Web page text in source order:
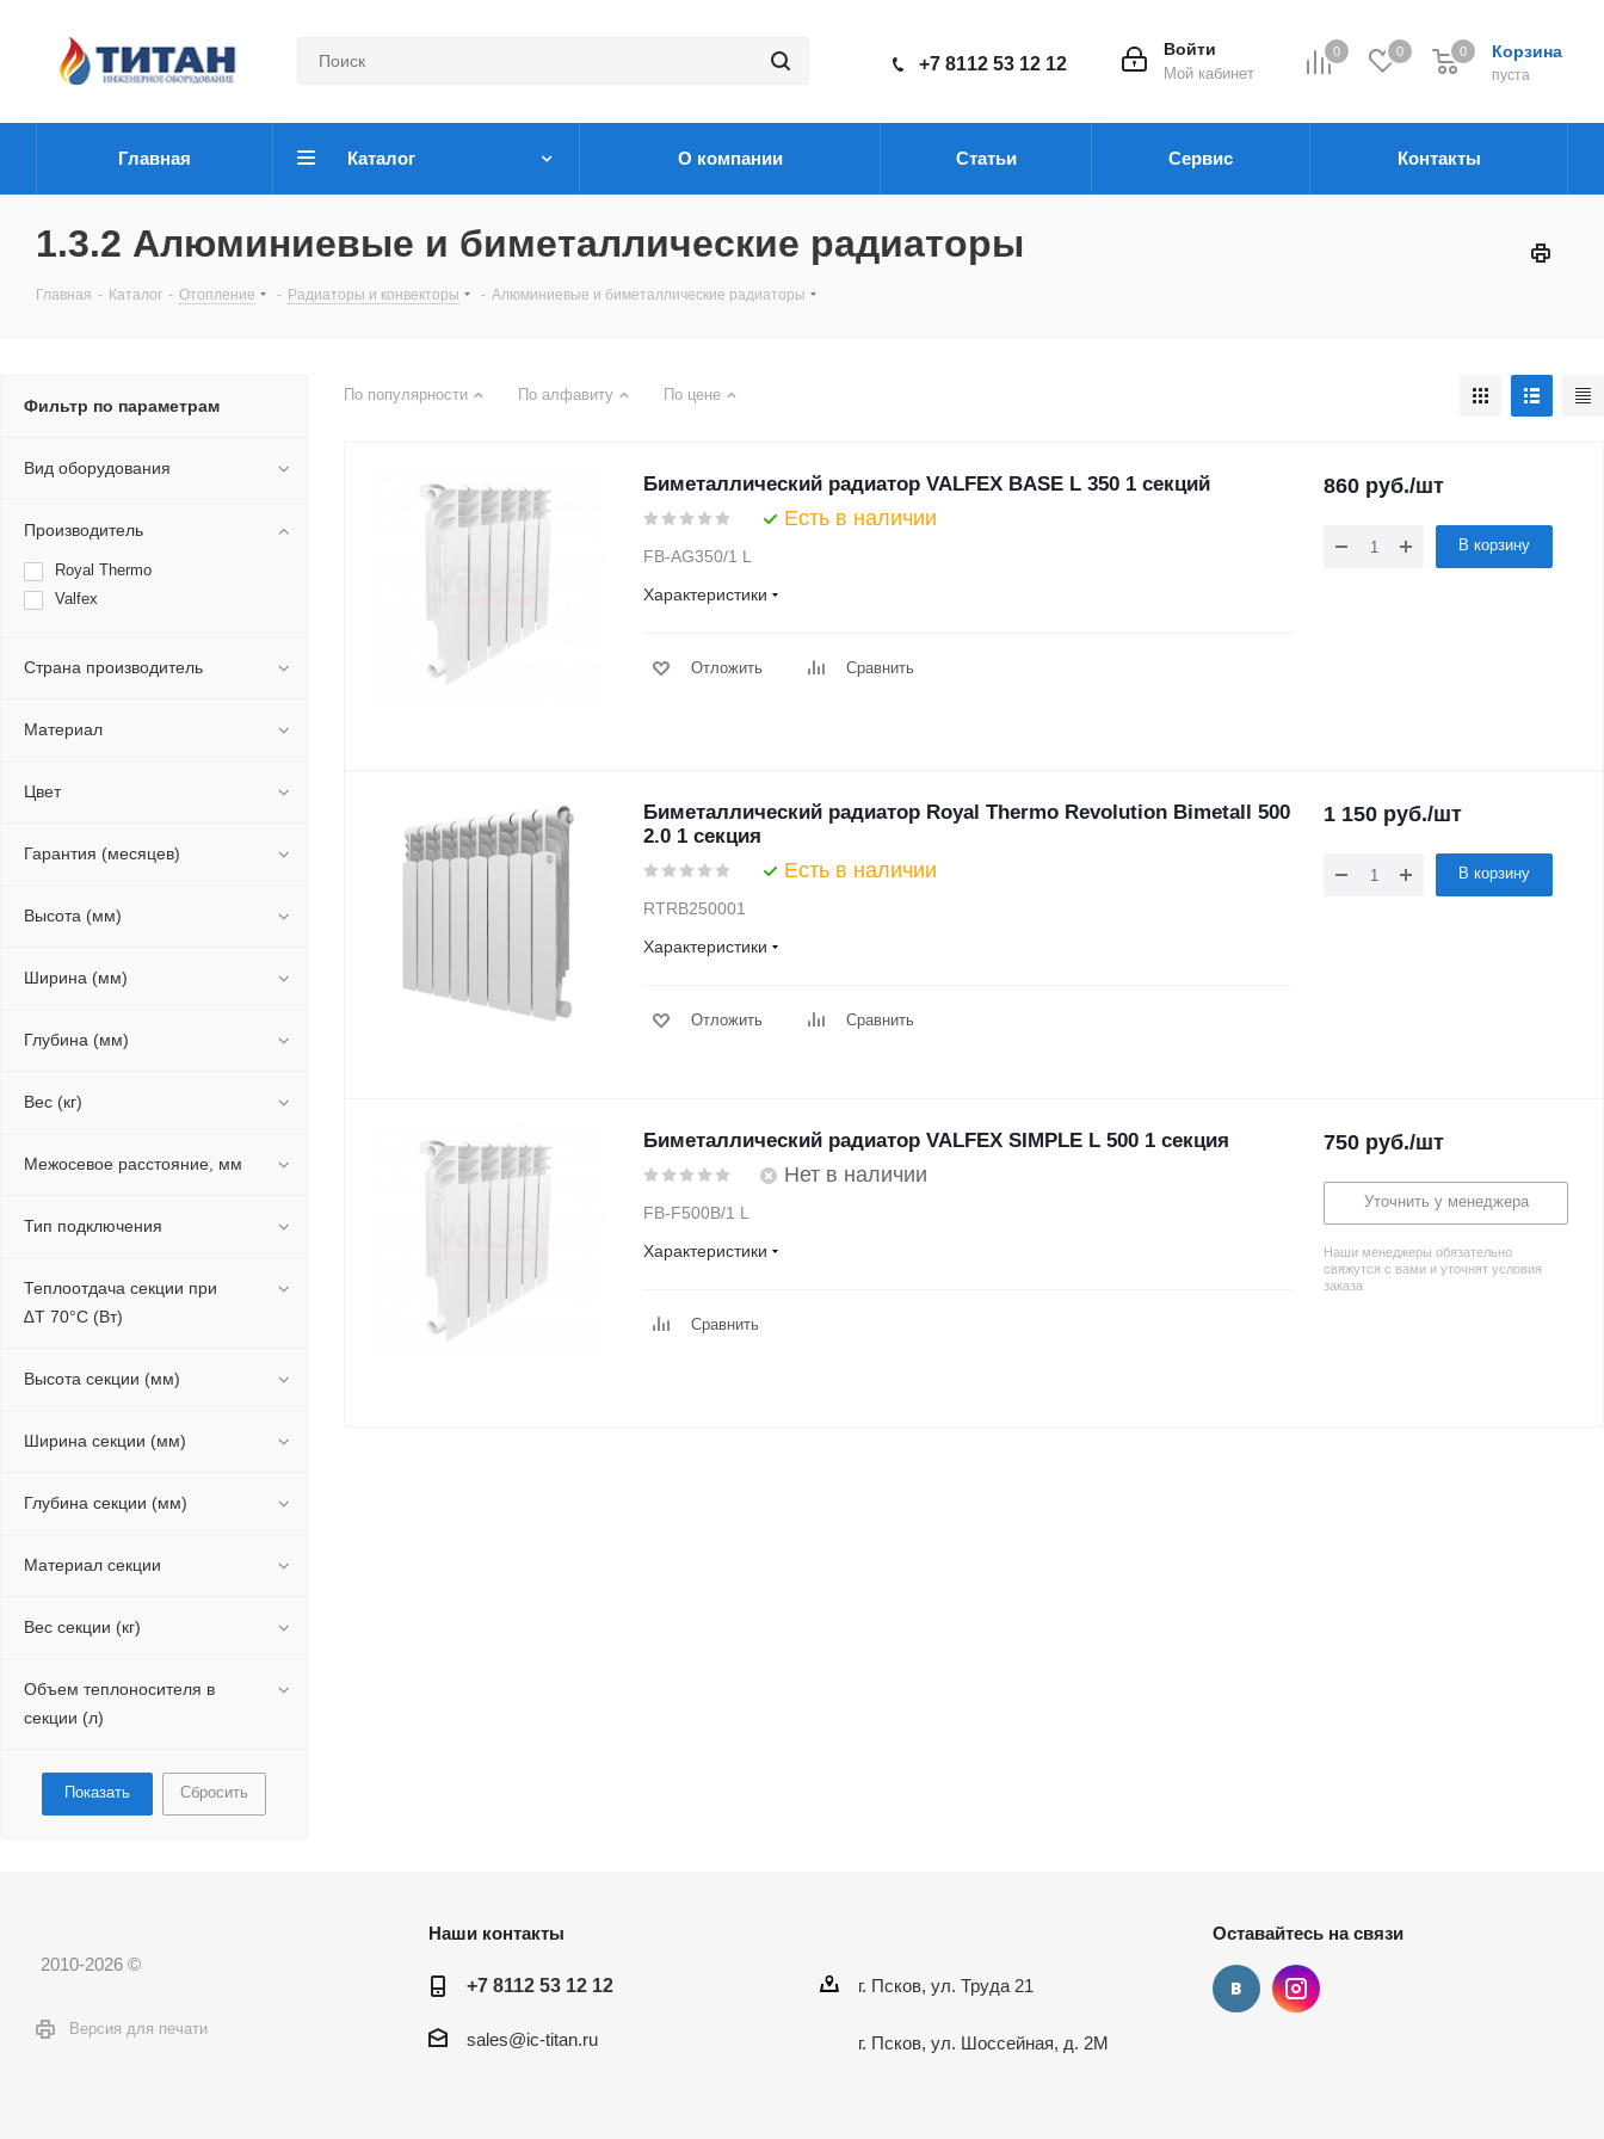
0 0 Корзина
пуста
0
Войти
Мой кабинет
+7 8112 53 12 12
Главная Каталог О компании Статьи Сервис Контакты
1.3.2 Алюминиевые и биметаллические радиаторы
Главная - Каталог - Отопление - Радиаторы и конвекторы - Алюминиевые и биметаллические радиаторы
По популярности По алфавиту По цене
Биметаллический радиатор VALFEX BASE L 350 1 секций
Есть в наличии
FB-AG350/1 L
Характеристики
Отложить Сравнить
860 руб./шт
В корзину
Биметаллический радиатор Royal Thermo Revolution Bimetall 500
2.0 1 секция
Есть в наличии
RTRB250001
Характеристики
Отложить Сравнить
1 150 руб./шт
В корзину
Биметаллический радиатор VALFEX SIMPLE L 500 1 секция
Нет в наличии
FB-F500B/1 L
Характеристики
Сравнить
750 руб./шт
Уточнить у менеджера
Наши менеджеры обязательно
свяжутся с вами и уточнят условия
заказа
Фильтр по параметрам
Вид оборудования
Производитель
Royal Thermo
Valfex
Страна производитель
Материал
Цвет
Гарантия (месяцев)
Высота (мм)
Ширина (мм)
Глубина (мм)
Вес (кг)
Межосевое расстояние, мм
Тип подключения
Теплоотдача секции при
∆Т 70°С (Вт)
Высота секции (мм)
Ширина секции (мм)
Глубина секции (мм)
Материал секции
Вес секции (кг)
Объем теплоносителя в
секции (л)
Сбросить
2010-2026 ©
Версия для печати
Наши контакты
+7 8112 53 12 12
sales@ic-titan.ru
г. Псков, ул. Труда 21
г. Псков, ул. Шоссейная, д. 2М
Оставайтесь на связи